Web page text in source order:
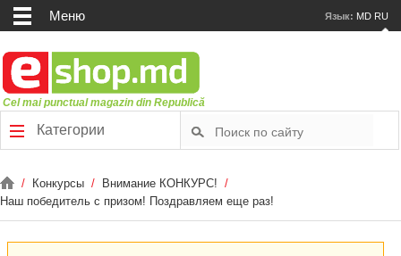
Меню Язык: MD RU
Cel mai punctual magazin din Republică
Категории
/ Конкурсы / Bнимание КОНКУРС! /
Наш победитель с призом! Поздравляем еще раз!